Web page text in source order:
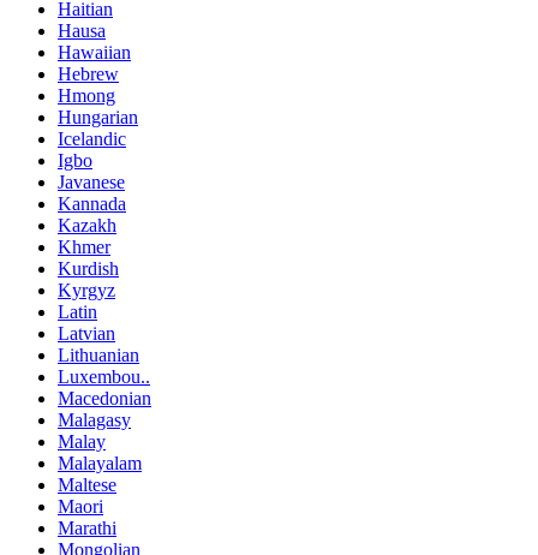
Haitian
Hausa
Hawaiian
Hebrew
Hmong
Hungarian
Icelandic
Igbo
Javanese
Kannada
Kazakh
Khmer
Kurdish
Kyrgyz
Latin
Latvian
Lithuanian
Luxembou..
Macedonian
Malagasy
Malay
Malayalam
Maltese
Maori
Marathi
Mongolian